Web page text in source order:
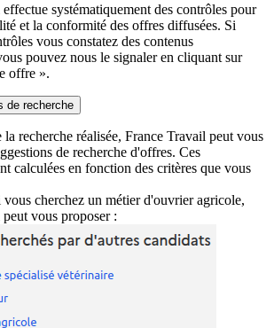
systématiquement des contrôles pour
et la conformité des offres diffusées. Si
vous constatez des contenus
pouvez nous le signaler en cliquant sur
offre ».
de recherche
recherche réalisée, France Travail peut vous
de recherche d'offres. Ces
calculées en fonction des critères que vous
vous cherchez un métier d'ouvrier agricole,
vous proposer :